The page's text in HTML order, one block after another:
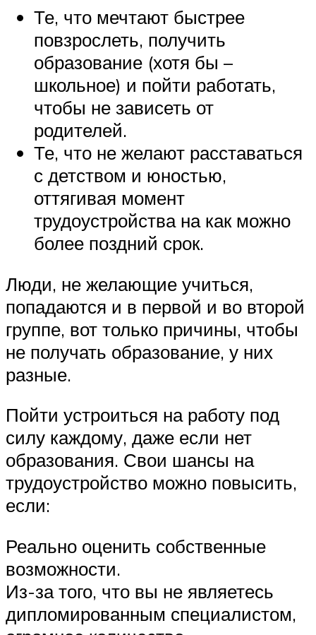
Те, что мечтают быстрее
повзрослеть, получить
образование (хотя бы –
школьное) и пойти работать,
чтобы не зависеть от
родителей.
Те, что не желают расставаться
с детством и юностью,
оттягивая момент
трудоустройства на как можно
более поздний срок.
Люди, не желающие учиться,
попадаются и в первой и во второй
группе, вот только причины, чтобы
не получать образование, у них
разные.
Пойти устроиться на работу под
силу каждому, даже если нет
образования. Свои шансы на
трудоустройство можно повысить,
если:
Реально оценить собственные
возможности.
Из-за того, что вы не являетесь
дипломированным специалистом,